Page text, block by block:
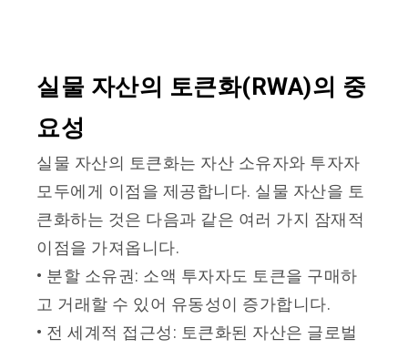
실물 자산의 토큰화(RWA)의 중
요성
실물 자산의 토큰화는 자산 소유자와 투자자
모두에게 이점을 제공합니다. 실물 자산을 토
큰화하는 것은 다음과 같은 여러 가지 잠재적
이점을 가져옵니다.
• 분할 소유권: 소액 투자자도 토큰을 구매하
고 거래할 수 있어 유동성이 증가합니다.
• 전 세계적 접근성: 토큰화된 자산은 글로벌